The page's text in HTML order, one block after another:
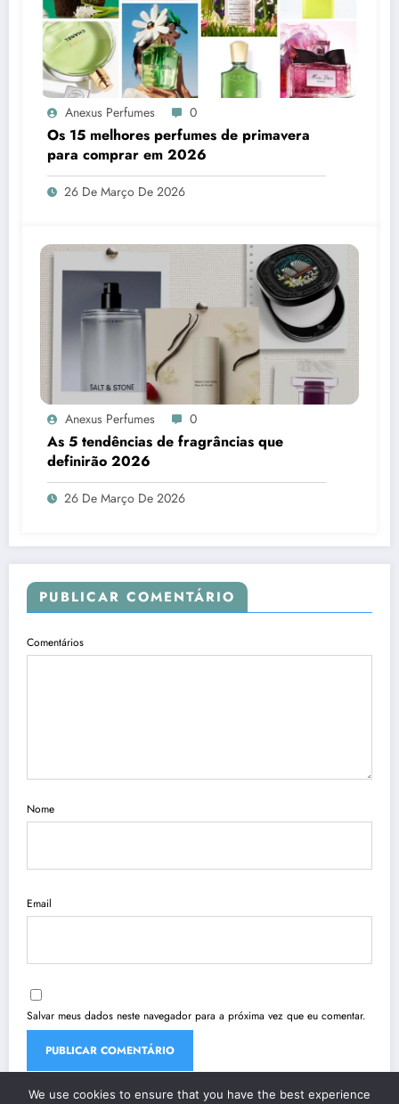
Anexus Perfumes 0
Os 15 melhores perfumes de primavera
para comprar em 2026
26 De Março De 2026
Anexus Perfumes 0
As 5 tendências de fragrâncias que
definirão 2026
26 De Março De 2026
PUBLICAR COMENTÁRIO
Comentários
Nome
Email
Salvar meus dados neste navegador para a próxima vez que eu comentar.
We use cookies to ensure that you have the best experience